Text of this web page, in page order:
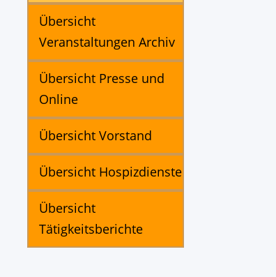
Übersicht
Veranstaltungen Archiv
Übersicht Presse und
Online
Übersicht Vorstand
Übersicht Hospizdienste
Übersicht
Tätigkeitsberichte